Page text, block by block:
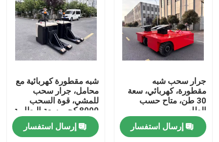
أشرطة فيديو
معلومات عنا
رقابة جودة
اتصل بنا
جرار سحب شبه
مقطورة، كهربائي، سعة
30 طن، متاح حسب
الطلب
إرسال استفسار
شبه مقطورة كهربائية مع
محامل، جرار سحب
للمشي، قوة السحب
8000 كجم، سعة البطارية
24 فولت 320 أمبير
ساعة إرسال استفسار